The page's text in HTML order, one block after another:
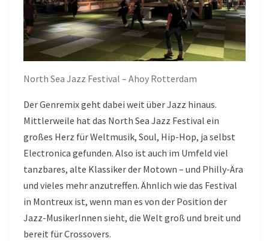
North Sea Jazz Festival – Ahoy Rotterdam
Der Genremix geht dabei weit über Jazz hinaus.
Mittlerweile hat das North Sea Jazz Festival ein
großes Herz für Weltmusik, Soul, Hip-Hop, ja selbst
Electronica gefunden. Also ist auch im Umfeld viel
tanzbares, alte Klassiker der Motown – und Philly-Ära
und vieles mehr anzutreffen. Ähnlich wie das Festival
in Montreux ist, wenn man es von der Position der
Jazz-MusikerInnen sieht, die Welt groß und breit und
bereit für Crossovers.